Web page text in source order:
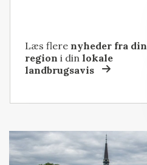
Læs flere nyheder fra din
region i dinlokale
landbrugsavis